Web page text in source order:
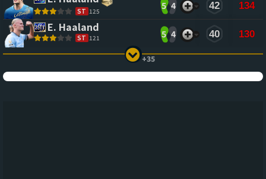
ST 125
5 4 42 134
E. Haaland
ST 121 5 4 40 130
+35